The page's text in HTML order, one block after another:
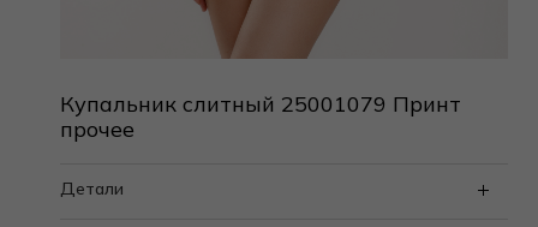
Купальник слитный 25001079 Принт
прочее
Детали